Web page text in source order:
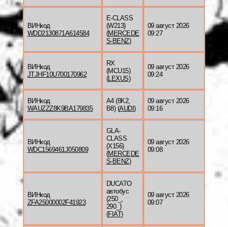
ВИНкод
WDD2130871A614584
E-CLASS
(W213)
(MERCEDE
S-BENZ)
09 август 2026
09:27
ВИНкод
JTJHF10U700170962
RX
(MCU15)
(LEXUS)
09 август 2026
09:24
ВИНкод
WAUZZZ8K9BA179835
A4 (8K2,
B8) (AUDI )
09 август 2026
09:16
ВИНкод
WDC1569461J050809
GLA-
CLASS
(X156)
(MERCEDE
S-BENZ)
09 август 2026
09:08
ВИНкод
ZFA25000002F41923
DUCATO
автобус
(250_,
290_)
(FIAT)
09 август 2026
09:07